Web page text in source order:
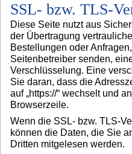
SSL- bzw. TLS-
Diese Seite nutzt aus
der Übertragung
Bestellungen oder
Seitenbetreiber senden,
Verschlüsselung. Eine
Sie daran, dass die
auf „https://“ wechselt und
Browserzeile.
Wenn die SSL- bzw. TLS-
können die Daten, die Sie
Dritten mitgelesen werden.